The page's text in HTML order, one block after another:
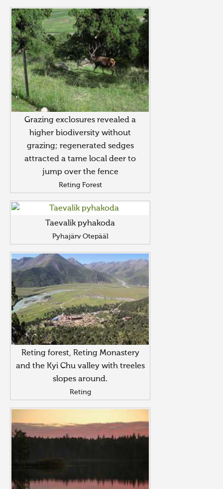
Grazing exclosures revealed a
higher biodiversity without
grazing; regenerated sedges
attracted a tame local deer to
jump over the fence
Reting Forest
Taevalik pyhakoda
Pyhajärv Otepääl
Reting forest, Reting Monastery
and the Kyi Chu valley with treeles
slopes around.
Reting